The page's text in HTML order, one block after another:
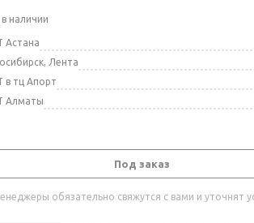
наличии
Астана
Лента
в тц Апорт
Алматы
Под заказ
обязательно свяжутся с вами и уточнят